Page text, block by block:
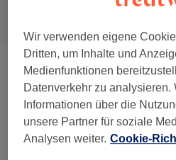
Aroma- Fussbehandlungen (7)
Handmassage
Massagen (4)
Wir verwenden eigene
Dritten, um Inhalte und
Medienfunktionen
Datenverkehr zu analysieren.
Informationen über die
unsere Partner für soziale
Analysen weiter. Cookie-